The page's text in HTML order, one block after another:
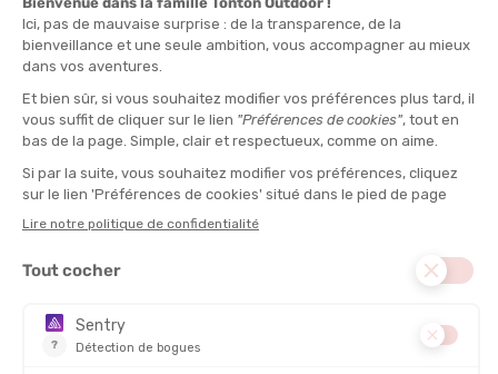
PANTALON LAGORAI
DURASTRETCH HOMME
EN STOCK - EXPÉDIÉ EN 24/48H
-41% 111,90 €
SHORT PEDROC 2
DURASTRETCH CARGO HOMME
EN STOCK - EXPÉDIÉ EN 24/48H
-30% 76,90 €